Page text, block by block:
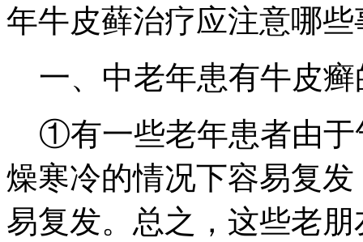
年牛皮藓治疗应注意哪些
一、中老年患有牛皮癣
①有一些老年患者由于
燥寒冷的情况下容易复
易复发。总之，这些老